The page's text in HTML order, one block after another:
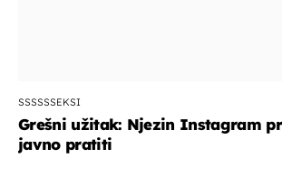
SSSSSSEKSI
Grešni užitak: Njezin Instagram
javno pratiti